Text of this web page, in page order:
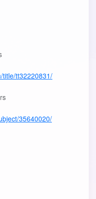
title/tt32220831/
35640020/